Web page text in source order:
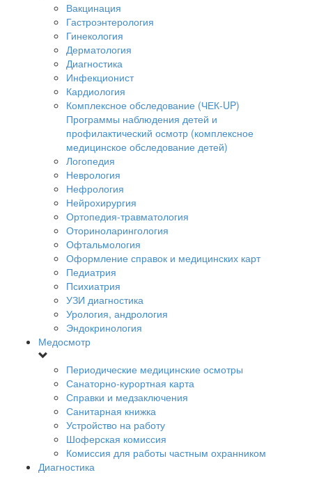
Вакцинация
Гастроэнтерология
Гинекология
Дерматология
Диагностика
Инфекционист
Кардиология
Комплексное обследование (ЧЕК-UP)
Программы наблюдения детей и
профилактический осмотр (комплексное
медицинское обследование детей)
Логопедия
Неврология
Нефрология
Нейрохирургия
Ортопедия-травматология
Оториноларингология
Офтальмология
Оформление справок и медицинских карт
Педиатрия
Психиатрия
УЗИ диагностика
Урология, андрология
Эндокринология
Медосмотр
Периодические медицинские осмотры
Санаторно-курортная карта
Справки и медзаключения
Санитарная книжка
Устройство на работу
Шоферская комиссия
Комиссия для работы частным охранником
Диагностика